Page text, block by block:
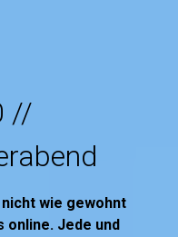
//
wie gewohnt
Jede und